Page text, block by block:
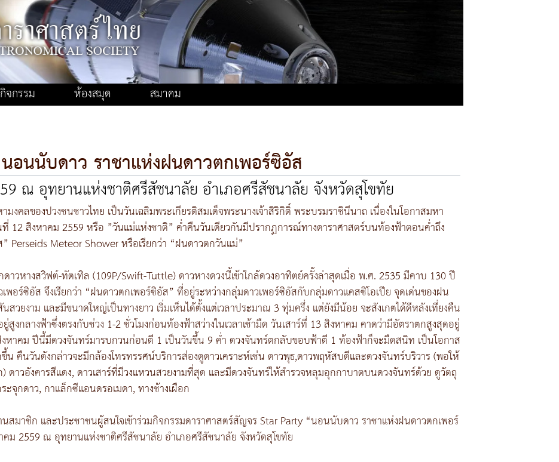
กิจกรรม ห้องสมุด สมาคม
อนนับดาว ราชาแห่งฝนดาวตกเพอร์ซิอัส
ณ อุทยานแห่งชาติศรีสัชนาลัย อำเภอศรีสัชนาลัย จังหวัดสุโขทัย
งคลของปวงชนชาวไทย เป็นวันเฉลิมพระเกียรติสมเด็จพระนางเจ้าสิริกิติ์ พระบรมราชินีนาถ เนื่องในโอกาสมหา
12 สิงหาคม 2559 หรือ ”วันแม่แห่งชาติ” ค่ำคืนวันเดียวกันมีปรากฏการณ์ทางดาราศาสตร์บนท้องฟ้าตอนค่ำถึง
Perseids Meteor Shower หรือเรียกว่า “ฝนดาวตกวันแม่”
าวหางสวิฟต์-ทัตเทิล (109P/Swift-Tuttle) ดาวหางดวงนี้เข้าใกล้ดวงอาทิตย์ครั้งล่าสุดเมื่อ พ.ศ. 2535 มีคาบ 130 ปี
อร์ซิอัส จึงเรียกว่า “ฝนดาวตกเพอร์ซิอัส” ที่อยู่ระหว่างกลุ่มดาวเพอร์ซิอัสกับกลุ่มดาวแคสซิโอเปีย จุดเด่นของฝน
วยงาม และมีขนาดใหญ่เป็นทางยาว เริ่มเห็นได้ตั้งแต่เวลาประมาณ 3 ทุ่มครึ่ง แต่ยังมีน้อย จะสังเกตได้ดีหลังเที่ยงคืน
งกลางฟ้าซึ่งตรงกับช่วง 1-2 ชั่วโมงก่อนท้องฟ้าสว่างในเวลาเช้ามืด วันเสาร์ที่ 13 สิงหาคม คาดว่ามีอัตราตกสูงสุดอยู่
หาคม ปีนี้มีดวงจันทร์มารบกวนก่อนตี 1 เป็นวันขึ้น 9 ค่ำ ดวงจันทร์ตกลับขอบฟ้าตี 1 ท้องฟ้าก็จะมืดสนิท เป็นโอกาส
คืนวันดังกล่าวจะมีกล้องโทรทรรศน์บริการส่องดูดาวเคราะห์เช่น ดาวพุธ,ดาวพฤหัสบดีและดวงจันทร์บริวาร (พอให้
าวอังคารสีแดง, ดาวเสาร์ที่มีวงแหวนสวยงามที่สุด และมีดวงจันทร์ให้สำรวจหลุมอุกกาบาตบนดวงจันทร์ด้วย ดูวัตถุ
จุกดาว, กาแล็กซีแอนดรอเมดา, ทางช้างเผือก
สมาชิก และประชาชนผู้สนใจเข้าร่วมกิจกรรมดาราศาสตร์สัญจร Star Party “นอนนับดาว ราชาแห่งฝนดาวตกเพอร์
ม 2559 ณ อุทยานแห่งชาติศรีสัชนาลัย อำเภอศรีสัชนาลัย จังหวัดสุโขทัย